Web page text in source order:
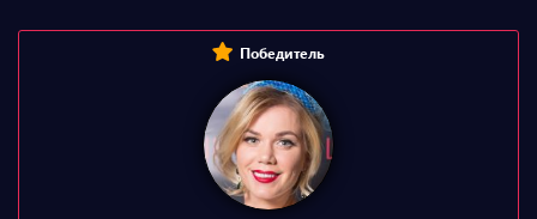
Победитель